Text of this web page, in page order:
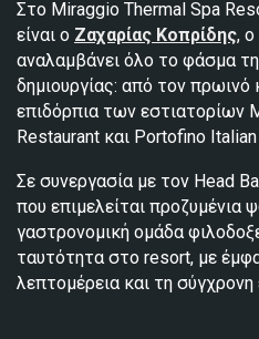
Στο Miraggio Thermal Spa
είναι ο Ζαχαρίας Κοπρίδης,
αναλαμβάνει όλο το φάσμα
δημιουργίας: από τον
επιδόρπια των εστιατορίων
Restaurant και Portofino
Σε συνεργασία με τον Head
που επιμελείται προζυμένια
γαστρονομική ομάδα
ταυτότητα στο resort, με
λεπτομέρεια και τη σύγχρονη